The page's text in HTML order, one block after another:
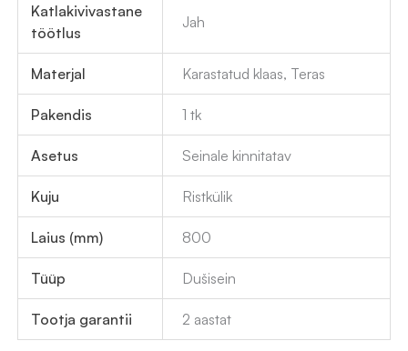
Katlakivivastane
töötlus
Jah
Materjal Karastatud klaas, Teras
Pakendis 1 tk
Asetus Seinale kinnitatav
Kuju Ristkülik
Laius (mm) 800
Tüüp Dušisein
Tootja garantii 2 aastat